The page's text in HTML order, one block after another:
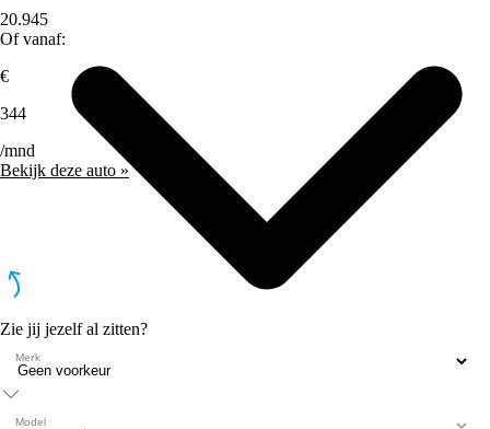
20.945
Of vanaf:
€
344
/mnd
Bekijk deze auto »
Zie jij jezelf al zitten?
Merk
Model